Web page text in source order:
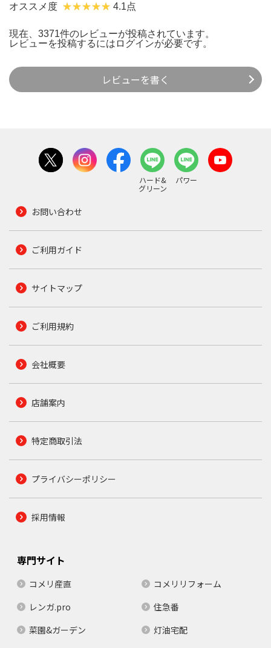
オススメ度 4.1点
現在、3371件のレビューが投稿されています。
レビューを投稿するには ログインが必要です。
レビューを書く
ハード&
グリーン
パワー
お問い合わせ
ご利用ガイド
サイトマップ
ご利用規約
会社概要
店舗案内
特定商取引法
プライバシーポリシー
採用情報
専門サイト
コメリ産直
コメリリフォーム
レンガ.pro
住急番
菜園&ガーデン
灯油宅配